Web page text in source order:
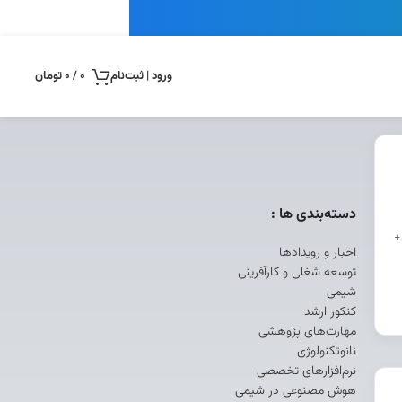
ورود | ثبت‌نام 0
/
0تومان
دسته‌بندی ها :
اخبار و رویدادها
توسعه شغلی و کارآفرینی
شیمی
کنکور ارشد
مهارت‌های پژوهشی
نانوتکنولوژی
نرم‌افزارهای تخصصی
هوش مصنوعی در شیمی